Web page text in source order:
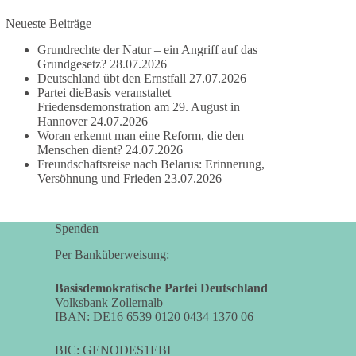
wir stehen und warum es sich lohnt, dieBasis zu
wählen.
Mehr Infos:https://diebasis-st.de/wahlprogramm/
#dieBasis #Landtagswahl #SachsenAnhalt
#DeineStimmezählt #jetztunterstützen
6 14 Auf Facebook ansehen
2 Tage(n) zuvor
🔎 Über 100-mal keine Antwort.
Anthony Fauci, Immunologe und Berater des
ehemaligen US-Präsidenten, hat bei einer
Anhörung des US-Senats auf mehr als 100
Neueste Beiträge
Grundrechte der Natur – ein Angriff auf das
Grundgesetz? 28.07.2026
Deutschland übt den Ernstfall 27.07.2026
Partei dieBasis veranstaltet
Friedensdemonstration am 29. August in
Hannover 24.07.2026
Woran erkennt man eine Reform, die den
Menschen dient? 24.07.2026
Freundschaftsreise nach Belarus: Erinnerung,
Versöhnung und Frieden 23.07.2026
Spenden
Per Banküberweisung:
Basisdemokratische Partei Deutschland
Volksbank Zollernalb
IBAN: DE16 6539 0120 0434 1370 06
BIC: GENODES1EBI